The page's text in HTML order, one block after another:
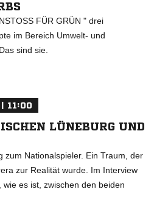
FÜR GRÜN " drei
im Bereich Umwelt- und
sind sie.
11:00
LÜNEBURG UND
zum Nationalspieler. Ein Traum, der
zur Realität wurde. Im Interview
wie es ist, zwischen den beiden